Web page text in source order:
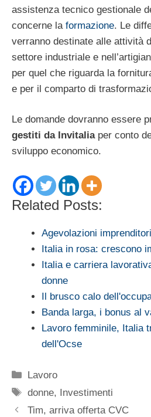
assistenza tecnico gestionale
concerne la formazione. Le
verranno destinate alle attività
settore industriale e
per quel che riguarda la
e per il comparto di
Le domande dovranno essere
gestiti da Invitaliaper conto
sviluppo economico.
Related Posts:
Agevolazioni
Italia in rosa: crescono
Italia e carriera
donne
Il brusco calo
Banda larga, i bonus al
Lavoro femminile, Italia
dell'Ocse
Categorie
Lavoro
Tag
donne, Investimenti
Tim, arriva offerta CVC